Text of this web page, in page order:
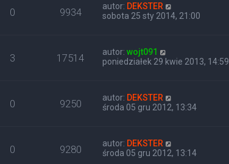
0 9934 autor: DEKSTER
sobota 25 sty 2014, 21:00
3 17514 autor:wojt091
poniedziałek 29 kwie 2013, 14:59
0 9250 autor: DEKSTER
środa 05 gru 2012, 13:34
0 9280 autor: DEKSTER
środa 05 gru 2012, 13:14